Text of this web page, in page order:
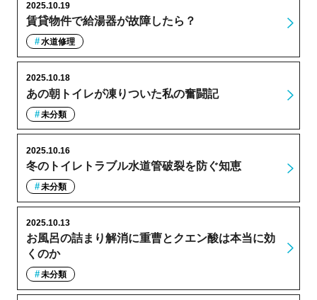
賃貸物件で給湯器が故障したら？
2025.10.19
水道修理
あの朝トイレが凍りついた私の奮闘記
2025.10.18
未分類
冬のトイレトラブル水道管破裂を防ぐ知恵
2025.10.16
未分類
お風呂の詰まり解消に重曹とクエン酸は本当に効
くのか
2025.10.13
未分類